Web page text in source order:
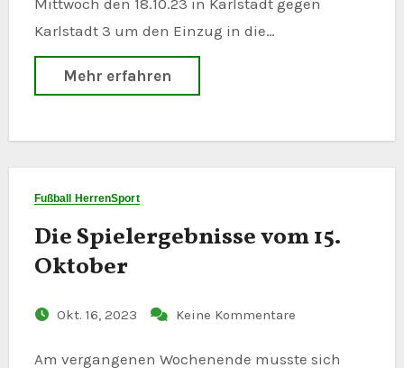
Mittwoch den 18.10.23 in Karlstadt gegen
Karlstadt 3 um den Einzug in die…
Mehr erfahren
Fußball HerrenSport
Die Spielergebnisse vom 15.
Oktober
Okt. 16, 2023 Keine Kommentare
Am vergangenen Wochenende musste sich